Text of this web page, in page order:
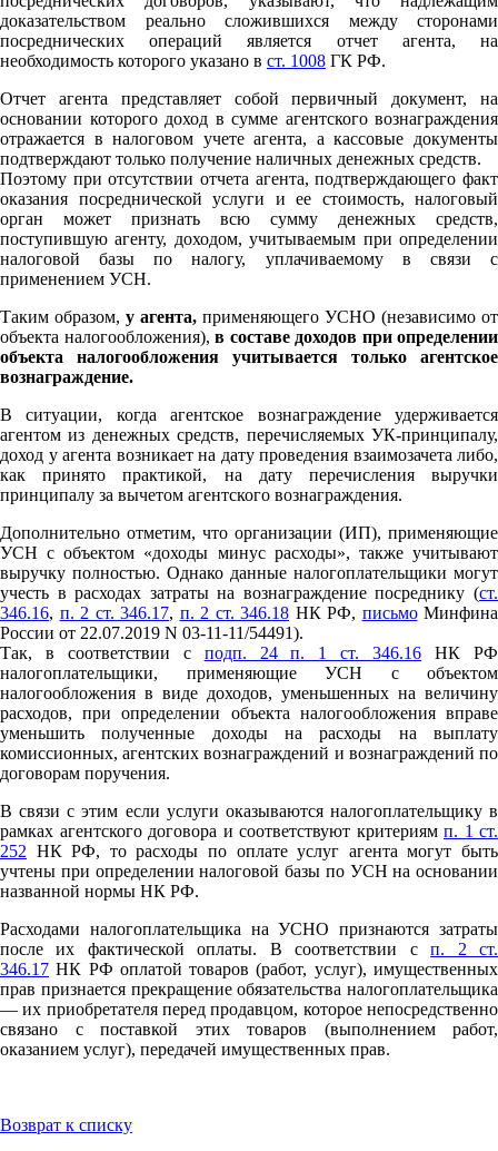
доказательством реально сложившихся между сторонами
посреднических операций является отчет агента, на
необходимость которого указано в ст. 1008 ГК РФ.
Отчет агента представляет собой первичный документ, на
основании которого доход в сумме агентского вознаграждения
отражается в налоговом учете агента, а кассовые документы
подтверждают только получение наличных денежных средств.
Поэтому при отсутствии отчета агента, подтверждающего факт
оказания посреднической услуги и ее стоимость, налоговый
орган может признать всю сумму денежных средств,
поступившую агенту, доходом, учитываемым при определении
налоговой базы по налогу, уплачиваемому в связи с
применением УСН.
Таким образом, у агента, применяющего УСНО (независимо от
объекта налогообложения), в составе доходов при определении
объекта налогообложения учитывается только агентское
вознаграждение.
В ситуации, когда агентское вознаграждение удерживается
агентом из денежных средств, перечисляемых УК-принципалу,
доход у агента возникает на дату проведения взаимозачета либо,
как принято практикой, на дату перечисления выручки
принципалу за вычетом агентского вознаграждения.
Дополнительно отметим, что организации (ИП), применяющие
УСН с объектом «доходы минус расходы», также учитывают
выручку полностью. Однако данные налогоплательщики могут
учесть в расходах затраты на вознаграждение посреднику (ст.
346.16, п. 2 ст. 346.17, п. 2 ст. 346.18 НК РФ, письмоМинфина
России от 22.07.2019 N 03-11-11/54491).
Так, в соответствии с подп. 24 п. 1 ст. 346.16 НК РФ
налогоплательщики, применяющие УСН с объектом
налогообложения в виде доходов, уменьшенных на величину
расходов, при определении объекта налогообложения вправе
уменьшить полученные доходы на расходы на выплату
комиссионных, агентских вознаграждений и вознаграждений по
договорам поручения.
В связи с этим если услуги оказываются налогоплательщику в
рамках агентского договора и соответствуют критериям п. 1 ст.
252 НК РФ, то расходы по оплате услуг агента могут быть
учтены при определении налоговой базы по УСН на основании
названной нормы НК РФ.
Расходами налогоплательщика на УСНО признаются затраты
после их фактической оплаты. В соответствии сп. 2 ст.
346.17 НК РФ оплатой товаров (работ, услуг), имущественных
прав признается прекращение обязательства налогоплательщика
— их приобретателя перед продавцом, которое непосредственно
связано с поставкой этих товаров (выполнением работ,
оказанием услуг), передачей имущественных прав.
Возврат к списку